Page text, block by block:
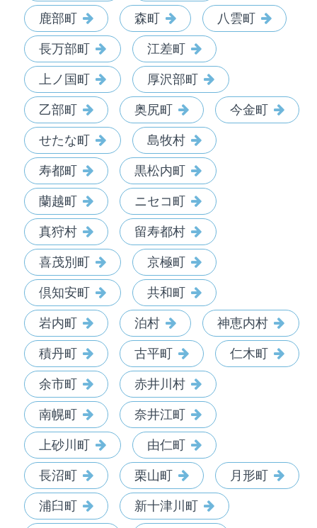
鹿部町 森町 八雲町
長万部町 江差町
上ノ国町 厚沢部町
乙部町 奥尻町 今金町
せたな町 島牧村
寿都町 黒松内町
蘭越町 ニセコ町
真狩村 留寿都村
喜茂別町 京極町
倶知安町 共和町
岩内町 泊村 神恵内村
積丹町 古平町 仁木町
余市町 赤井川村
南幌町 奈井江町
上砂川町 由仁町
長沼町 栗山町 月形町
浦臼町 新十津川町